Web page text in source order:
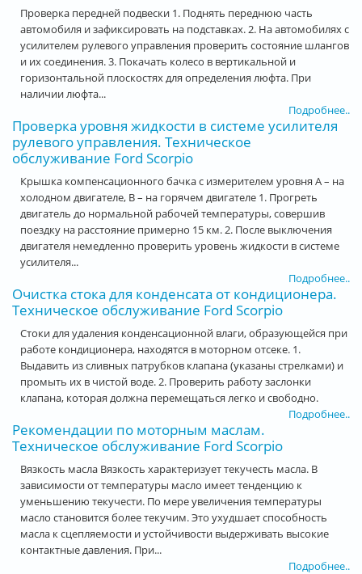
Проверка передней подвески 1. Поднять переднюю часть
автомобиля и зафиксировать на подставках. 2. На автомобилях с
усилителем рулевого управления проверить состояние шлангов
и их соединения. 3. Покачать колесо в вертикальной и
горизонтальной плоскостях для определения люфта. При
наличии люфта...
Подробнее..
Проверка уровня жидкости в системе усилителя
рулевого управления. Техническое
обслуживание Ford Scorpio
Крышка компенсационного бачка с измерителем уровня А – на
холодном двигателе, В – на горячем двигателе 1. Прогреть
двигатель до нормальной рабочей температуры, совершив
поездку на расстояние примерно 15 км. 2. После выключения
двигателя немедленно проверить уровень жидкости в системе
усилителя...
Подробнее..
Очистка стока для конденсата от кондиционера.
Техническое обслуживание Ford Scorpio
Стоки для удаления конденсационной влаги, образующейся при
работе кондиционера, находятся в моторном отсеке. 1.
Выдавить из сливных патрубков клапана (указаны стрелками) и
промыть их в чистой воде. 2. Проверить работу заслонки
клапана, которая должна перемещаться легко и свободно.
Подробнее..
Рекомендации по моторным маслам.
Техническое обслуживание Ford Scorpio
Вязкость масла Вязкость характеризует текучесть масла. В
зависимости от температуры масло имеет тенденцию к
уменьшению текучести. По мере увеличения температуры
масло становится более текучим. Это ухудшает способность
масла к сцепляемости и устойчивости выдерживать высокие
контактные давления. При...
Подробнее..